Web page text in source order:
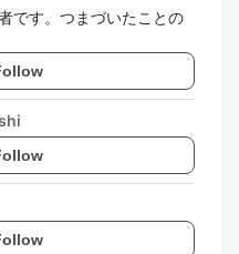
です。つまづいたことの